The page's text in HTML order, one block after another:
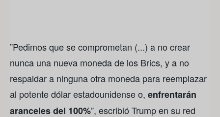
”Pedimos que se comprometan (...) a no crear
nunca una nueva moneda de los Brics, y a no
respaldar a ninguna otra moneda para reemplazar
al potente dólar estadounidense o, enfrentarán
aranceles del 100%”, escribió Trump en su red